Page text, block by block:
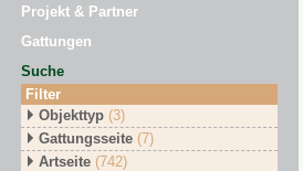
Projekt & Partner
Gattungen
Suche
Filter
Objekttyp (3)
Gattungsseite (7)
Artseite (742)